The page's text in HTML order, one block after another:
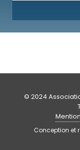
© 2024
Conception et